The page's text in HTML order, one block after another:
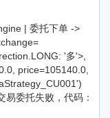
| 委托下单 ->
'多'>,
price=105140.0,
委托失败，代码：